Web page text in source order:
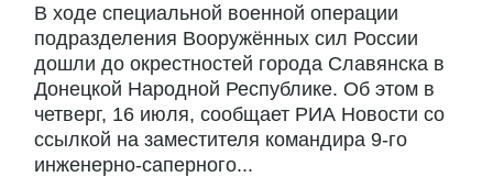
В ходе специальной военной операции
подразделения Вооружённых сил России
дошли до окрестностей города Славянска в
Донецкой Народной Республике. Об этом в
четверг, 16 июля, сообщает РИА Новости со
ссылкой на заместителя командира 9-го
инженерно-саперного...